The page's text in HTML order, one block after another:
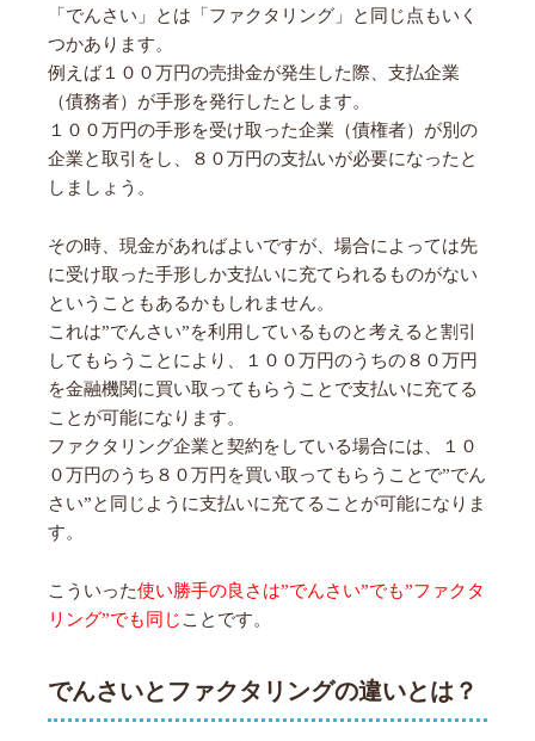
「でんさい」とは「ファクタリング」と同じ点もいく
つかあります。
例えば１００万円の売掛金が発生した際、支払企業
（債務者）が手形を発行したとします。
１００万円の手形を受け取った企業（債権者）が別の
企業と取引をし、８０万円の支払いが必要になったと
しましょう。
その時、現金があればよいですが、場合によっては先
に受け取った手形しか支払いに充てられるものがない
ということもあるかもしれません。
これは”でんさい”を利用しているものと考えると割引
してもらうことにより、１００万円のうちの８０万円
を金融機関に買い取ってもらうことで支払いに充てる
ことが可能になります。
ファクタリング企業と契約をしている場合には、１０
０万円のうち８０万円を買い取ってもらうことで”でん
さい”と同じように支払いに充てることが可能になりま
す。
こういった使い勝手の良さは”でんさい”でも”ファクタ
リング”でも同じ ことです。
でんさいとファクタリングの違いとは？